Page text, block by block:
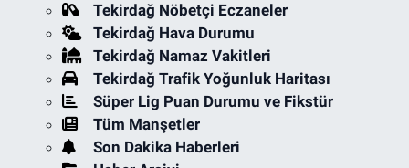
Tekirdağ Nöbetçi Eczaneler
Tekirdağ Hava Durumu
Tekirdağ Namaz Vakitleri
Tekirdağ Trafik Yoğunluk Haritası
Süper Lig Puan Durumu ve Fikstür
Tüm Manşetler
Son Dakika Haberleri